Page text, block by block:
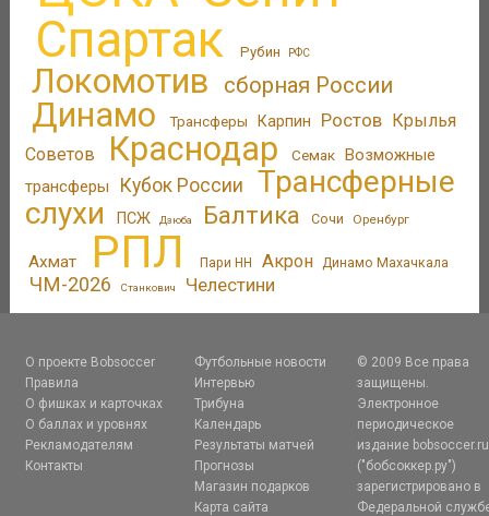
Спартак Рубин РФС
Локомотив сборная России
Динамо Трансферы Карпин Ростов
Крылья
Советов
Краснодар Семак Возможные
трансферы
Кубок России
Трансферные
слухи
ПСЖ Дзюба Балтика Сочи Оренбург
Ахмат РПЛ Пари НН Акрон Динамо Махачкала
ЧМ-2026 Станкович Челестини
О проекте Bobsoccer
Правила
О фишках и карточках
О баллах и уровнях
Рекламодателям
Контакты
Футбольные новости
Интервью
Трибуна
Календарь
Результаты матчей
Прогнозы
Магазин подарков
Карта сайта
© 2009 Все права
защищены.
Электронное
периодическое
издание bobsoccer.ru
("бобсоккер.ру")
зарегистрировано в
Федеральной